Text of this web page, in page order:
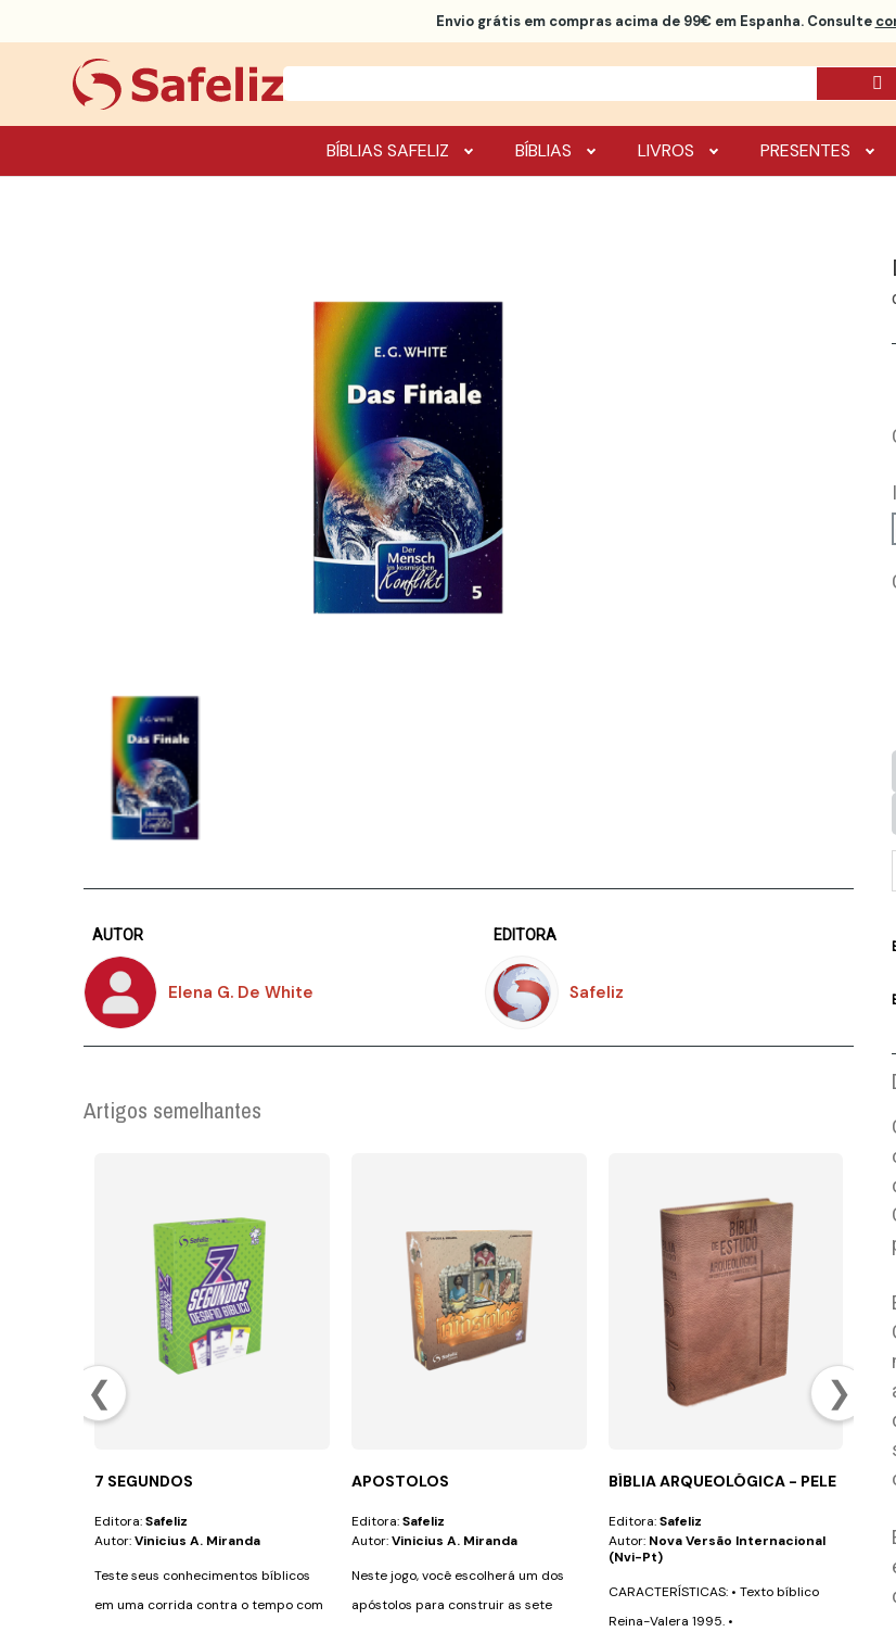
Envio grátisem compras acima de 99€ em Espanha. Consulte
BÍBLIAS SAFELIZ BÍBLIAS LIVROS PRESENTES
AUTOR
Elena G. De White
EDITORA
Safeliz
Artigos semelhantes
❮ ❯
7 SEGUNDOS
Editora:Safeliz
Autor:Vinicius A. Miranda
Teste seus conhecimentos bíblicos
em uma corrida contra o tempo com
APOSTOLOS
Editora:Safeliz
Autor:Vinicius A. Miranda
Neste jogo, você escolherá um dos
apóstolos para construir as sete
BÍBLIA ARQUEOLÓGICA - PELE
Editora:Safeliz
Autor: Nova Versão Internacional
(nvi-Pt)
CARACTERÍSTICAS: • Texto bíblico
Reina-Valera 1995. •